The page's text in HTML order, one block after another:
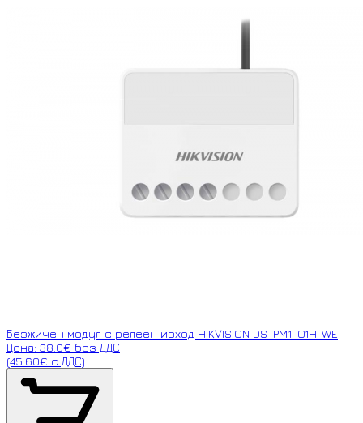
Безжичен модул с релеен изход HIKVISION DS-PM1-O1H-WE
Цена: 38.0€ без ДДС
(45.60€ с ДДС)